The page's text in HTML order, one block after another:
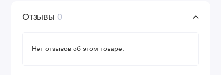
Отзывы 0
Нет отзывов об этом товаре.